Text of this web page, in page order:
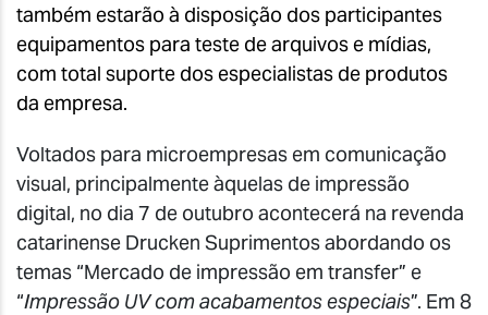
também estarão à disposição dos participantes
equipamentos para teste de arquivos e mídias,
com total suporte dos especialistas de produtos
da empresa.
Voltados para microempresas em comunicação
visual, principalmente àquelas de impressão
digital, no dia 7 de outubro acontecerá na revenda
catarinense Drucken Suprimentos abordando os
temas “Mercado de impressão em transfer” e
“Impressão UV com acabamentos especiais”. Em 8